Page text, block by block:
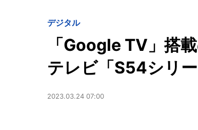
デジタル
「Google TV」搭
テレビ「S54シリー
2023.03.24 07:00